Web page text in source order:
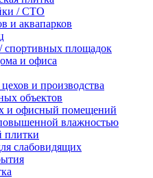
/ СТО
и аквапарков
спортивных площадок
и офиса
и производства
объектов
и офисный помещений
влажностью
плитки
слабовидящих